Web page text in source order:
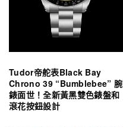
Tudor帝舵表Black Bay
Chrono 39 “Bumblebee” 腕
錶面世！全新黃黑雙色錶盤和
滾花按鈕設計